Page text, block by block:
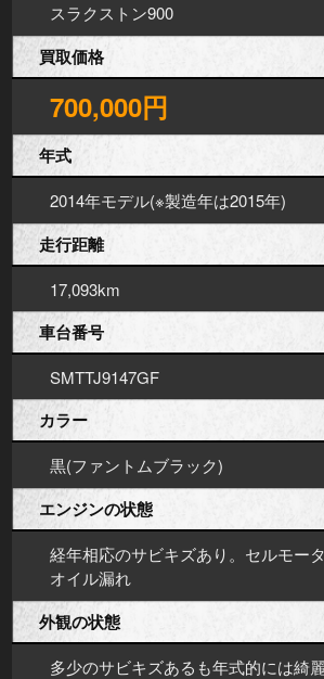
スラクストン900
買取価格
700,000円
年式
2014年モデル(※製造年は2015年)
走行距離
17,093km
車台番号
SMTTJ9147GF
カラー
黒(ファントムブラック)
エンジンの状態
経年相応のサビキズあり。セルモー
オイル漏れ
外観の状態
多少のサビキズあるも年式的には綺麗